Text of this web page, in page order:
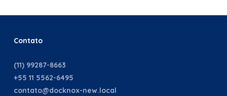
Contato
(11) 99287-8663
+55 11 5562-6495
contato@docknox-new.local